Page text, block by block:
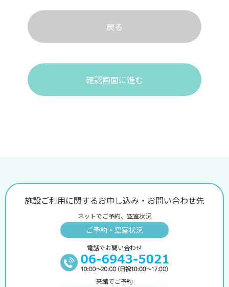
戻る
確認画面に進む
施設ご利用に関するお申し込み・お問い合わせ先
ネットでご予約、空室状況
ご予約・空室状況
電話でお問い合わせ
来館でご予約